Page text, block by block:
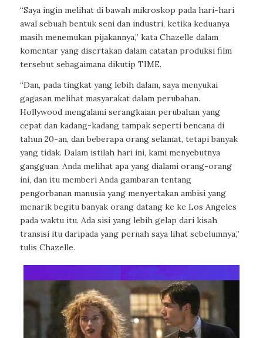
“Saya ingin melihat di bawah mikroskop pada hari-hari
awal sebuah bentuk seni dan industri, ketika keduanya
masih menemukan pijakannya,” kata Chazelle dalam
komentar yang disertakan dalam catatan produksi film
tersebut sebagaimana dikutip TIME.
“Dan, pada tingkat yang lebih dalam, saya menyukai
gagasan melihat masyarakat dalam perubahan.
Hollywood mengalami serangkaian perubahan yang
cepat dan kadang-kadang tampak seperti bencana di
tahun 20-an, dan beberapa orang selamat, tetapi banyak
yang tidak. Dalam istilah hari ini, kami menyebutnya
gangguan. Anda melihat apa yang dialami orang-orang
ini, dan itu memberi Anda gambaran tentang
pengorbanan manusia yang menyertakan ambisi yang
menarik begitu banyak orang datang ke ke Los Angeles
pada waktu itu. Ada sisi yang lebih gelap dari kisah
transisi itu daripada yang pernah saya lihat sebelumnya,”
tulis Chazelle.